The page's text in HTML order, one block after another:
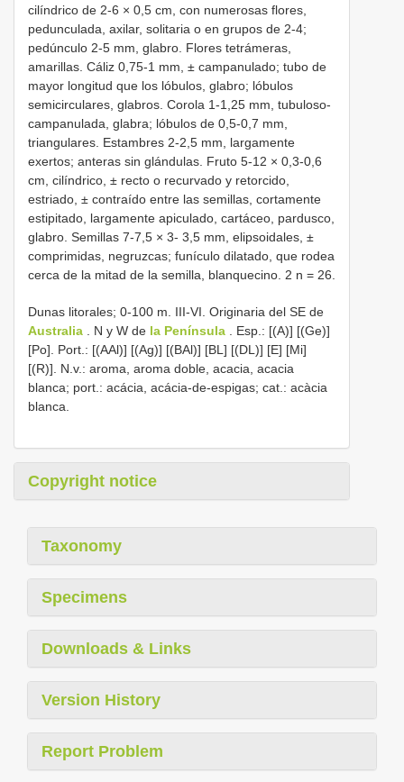
cilíndrico de 2-6 × 0,5 cm, con numerosas flores,
pedunculada, axilar, solitaria o en grupos de 2-4;
pedúnculo 2-5 mm, glabro. Flores tetrámeras,
amarillas. Cáliz 0,75-1 mm, ± campanulado; tubo de
mayor longitud que los lóbulos, glabro; lóbulos
semicirculares, glabros. Corola 1-1,25 mm, tubuloso-
campanulada, glabra; lóbulos de 0,5-0,7 mm,
triangulares. Estambres 2-2,5 mm, largamente
exertos; anteras sin glándulas. Fruto 5-12 × 0,3-0,6
cm, cilíndrico, ± recto o recurvado y retorcido,
estriado, ± contraído entre las semillas, cortamente
estipitado, largamente apiculado, cartáceo, pardusco,
glabro. Semillas 7-7,5 × 3- 3,5 mm, elipsoidales, ±
comprimidas, negruzcas; funículo dilatado, que rodea
cerca de la mitad de la semilla, blanquecino. 2 n = 26.
Dunas litorales; 0-100 m. III-VI. Originaria del SE de
Australia . N y W de la Península . Esp.: [(A)] [(Ge)]
[Po]. Port.: [(AAl)] [(Ag)] [(BAl)] [BL] [(DL)] [E] [Mi]
[(R)]. N.v.: aroma, aroma doble, acacia, acacia
blanca; port.: acácia, acácia-de-espigas; cat.: acàcia
blanca.
Copyright notice
Taxonomy
Specimens
Downloads & Links
Version History
Report Problem